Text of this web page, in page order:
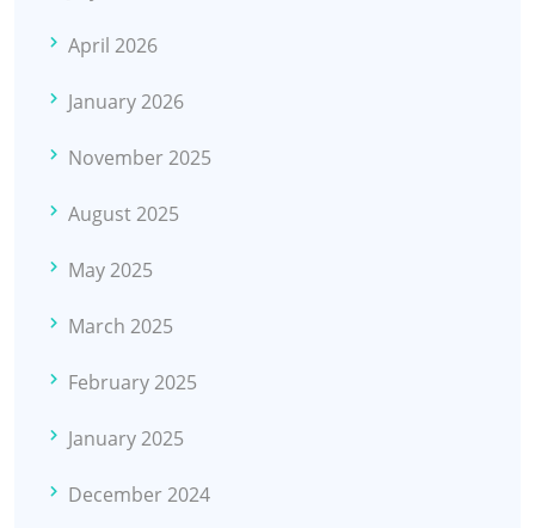
April 2026
January 2026
November 2025
August 2025
May 2025
March 2025
February 2025
January 2025
December 2024